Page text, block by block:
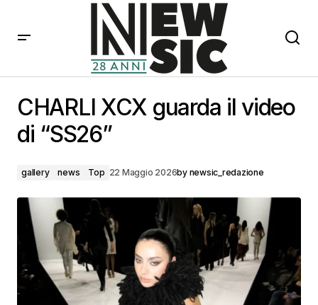
CHARLI XCX guarda il video
di “SS26”
gallery news Top 22 Maggio 2026by newsic_redazione